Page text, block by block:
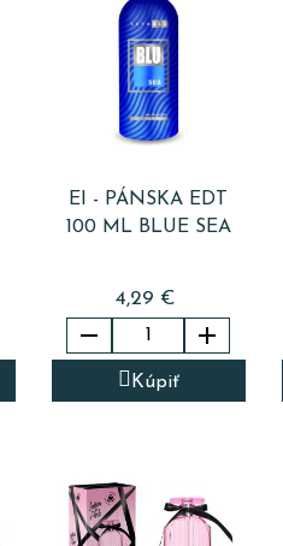
EI - PÁNSKA EDT
100 ML BLUE SEA
4,29 €
 
Kúpiť